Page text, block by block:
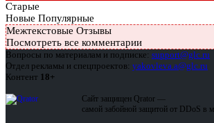
Старые
Новые Популярные
Межтекстовые Отзывы
Посмотреть все комментарии
Вопросы по материалам и подписке: support@glc.ru
Отдел рекламы и спецпроектов: yakovleva.a@glc.ru
Контент 18+
Сайт защищен Qrator —
самой забойной защитой от DDoS в